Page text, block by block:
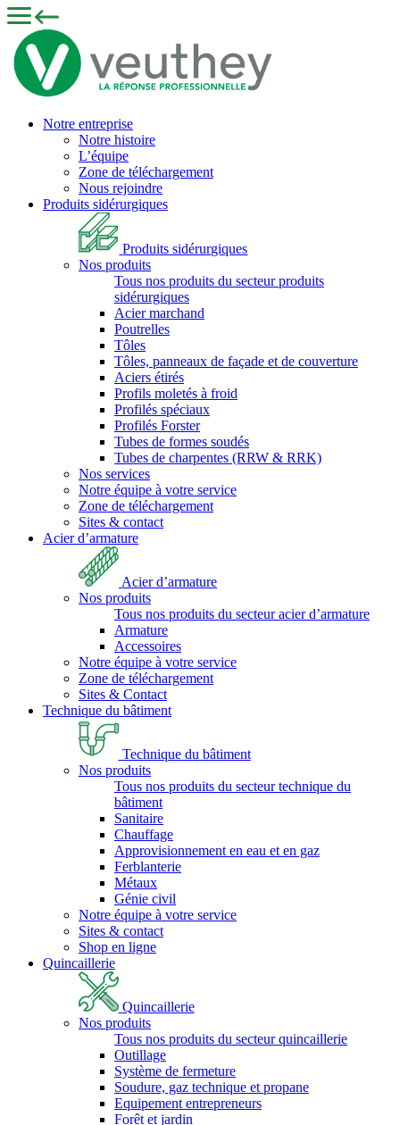
Notre entreprise
Notre histoire
L’équipe
Zone de téléchargement
Nous rejoindre
Produits sidérurgiques
Produits sidérurgiques
Nos produits
Tous nos produits du secteur produits
sidérurgiques
Acier marchand
Poutrelles
Tôles
Tôles, panneaux de façade et de couverture
Aciers étirés
Profils moletés à froid
Profilés spéciaux
Profilés Forster
Tubes de formes soudés
Tubes de charpentes (RRW & RRK)
Nos services
Notre équipe à votre service
Zone de téléchargement
Sites & contact
Acier d’armature
Acier d’armature
Nos produits
Tous nos produits du secteur acier d’armature
Armature
Accessoires
Notre équipe à votre service
Zone de téléchargement
Sites & Contact
Technique du bâtiment
Technique du bâtiment
Nos produits
Tous nos produits du secteur technique du
bâtiment
Sanitaire
Chauffage
Approvisionnement en eau et en gaz
Ferblanterie
Métaux
Génie civil
Notre équipe à votre service
Sites & contact
Shop en ligne
Quincaillerie
Quincaillerie
Nos produits
Tous nos produits du secteur quincaillerie
Outillage
Système de fermeture
Soudure, gaz technique et propane
Equipement entrepreneurs
Forêt et jardin